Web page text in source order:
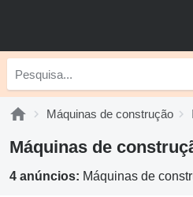
Máquinas de construção
Máquinas de
4 anúncios: Máquinas de